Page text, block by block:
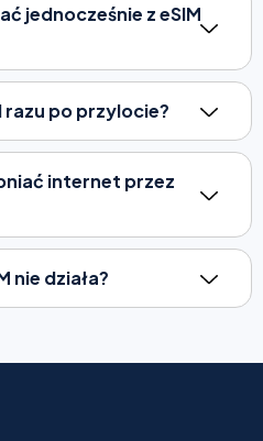
jednocześnie z eSIM
razu po przylocie?
internet przez
nie działa?